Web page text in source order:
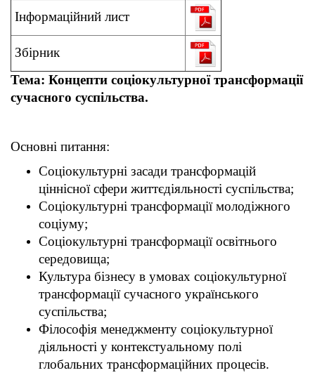
Інформаційний лист
Збірник
Тема: Концепти соціокультурної трансформації
сучасного суспільства.
Основні питання:
Соціокультурні засади трансформацій
ціннісної сфери життєдіяльності суспільства;
Соціокультурні трансформації молодіжного
соціуму;
Соціокультурні трансформації освітнього
середовища;
Культура бізнесу в умовах соціокультурної
трансформації сучасного українського
суспільства;
Філософія менеджменту соціокультурної
діяльності у контекстуальному полі
глобальних трансформаційних процесів.